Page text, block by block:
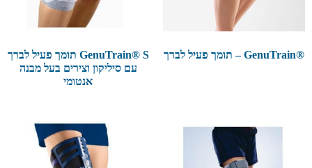
®GenuTrain – תומך פעיל לברך
GenuTrain® S תומך פעיל לברך
עם סיליקון וצירים בעל מבנה
אנטומי